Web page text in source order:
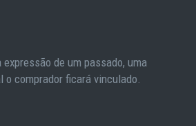
expressão de um passado, uma
comprador ficará vinculado.